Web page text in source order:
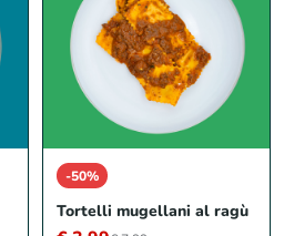
-50%
Tortelli mugellani al ragù